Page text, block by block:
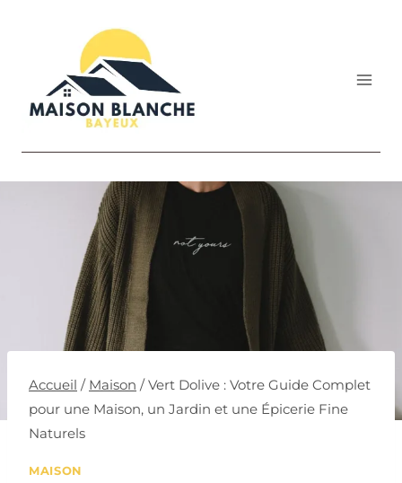
Accueil / Maison / Vert Dolive : Votre Guide Complet
pour une Maison, un Jardin et une Épicerie Fine
Naturels
MAISON